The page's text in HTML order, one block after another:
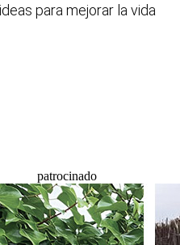
para mejorar la vida
patrocinado